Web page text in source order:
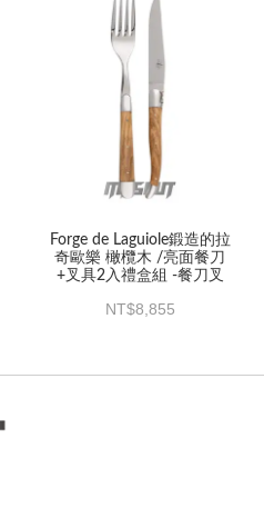
Forge de Laguiole鍛造的拉
奇歐樂 橄欖木 /亮面餐刀
+叉具2入禮盒組 -餐刀叉
8,855